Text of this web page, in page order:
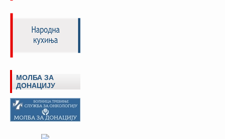
МОЛБА ЗА
ДОНАЦИЈУ